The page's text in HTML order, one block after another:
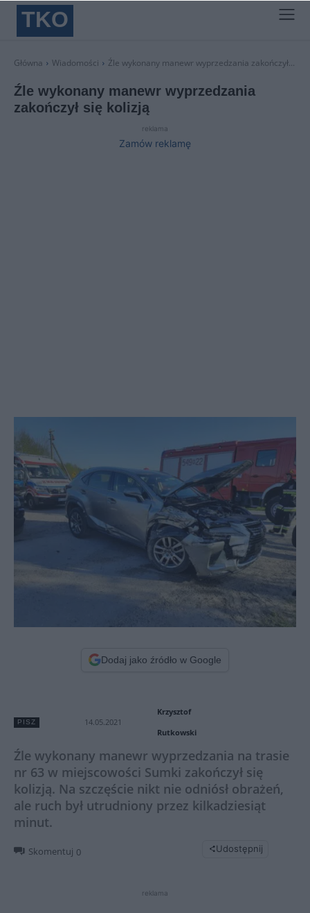
TKO
Główna Wiadomości Źle wykonany manewr wyprzedzania zakończył...
Źle wykonany manewr wyprzedzania
zakończył się kolizją
reklama
Zamów reklamę
Dodaj jako źródło w Google
PISZ 14.05.2021
Krzysztof
Rutkowski
Źle wykonany manewr wyprzedzania na trasie
nr 63 w miejscowości Sumki zakończył się
kolizją. Na szczęście nikt nie odniósł obrażeń,
ale ruch był utrudniony przez kilkadziesiąt
minut.
Skomentuj 0 Udostępnij
reklama